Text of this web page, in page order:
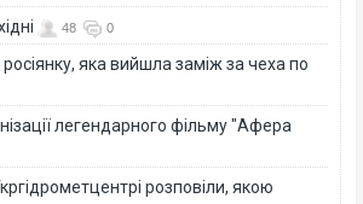
48 0
яка вийшла заміж за чеха по
легендарного фільму "Афера
розповіли, якою